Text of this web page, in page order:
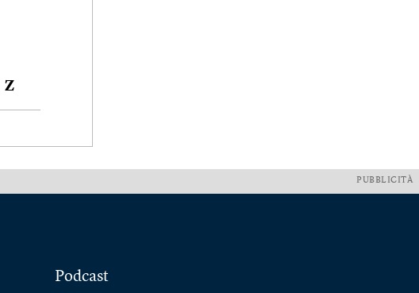
Z
PUBBLICITÀ
Podcast